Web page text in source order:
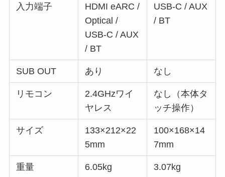
入力端子
HDMI eARC /
Optical /
USB-C / AUX
/ BT
USB-C / AUX
/ BT
SUB OUT あり なし
リモコン
2.4GHzワイ
ヤレス
なし（本体タ
ッチ操作）
サイズ
133×212×22
5mm
100×168×14
7mm
重量 6.05kg 3.07kg